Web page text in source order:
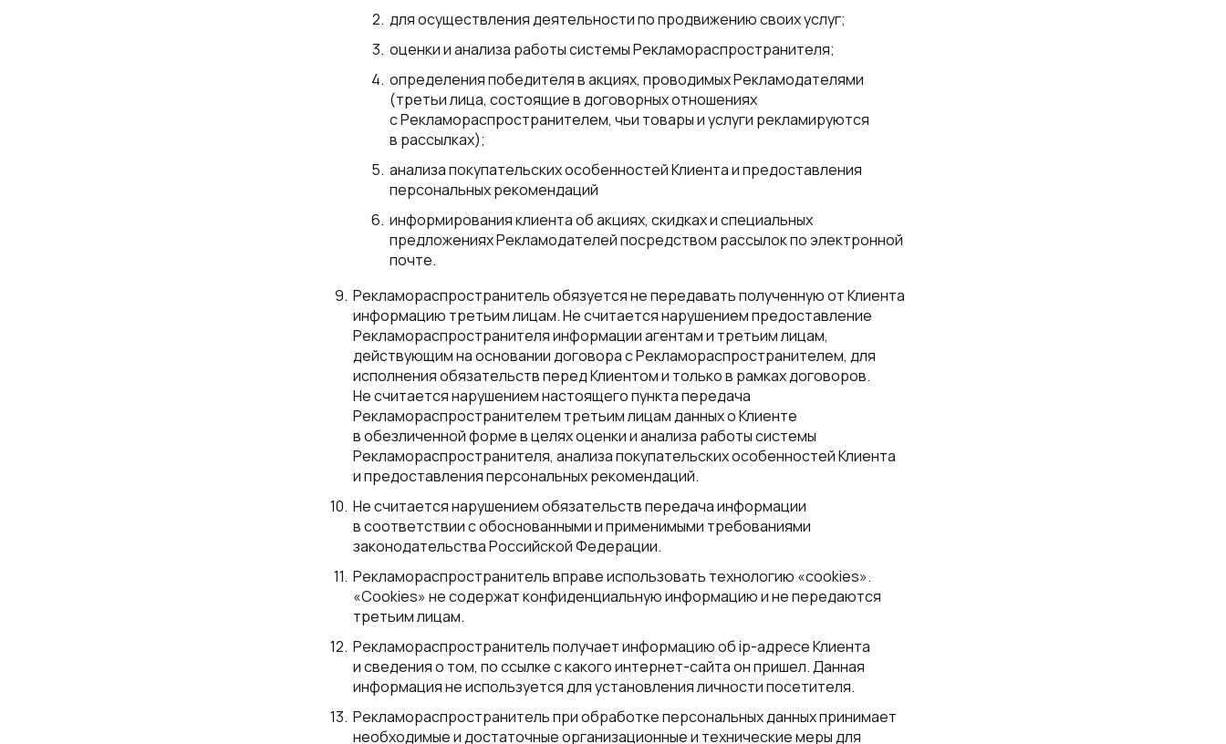
для осуществления деятельности по продвижению своих услуг;
оценки и анализа работы системы Рекламораспространителя;
определения победителя в акциях, проводимых Рекламодателями
(третьи лица, состоящие в договорных отношениях
с Рекламораспространителем, чьи товары и услуги рекламируются
в рассылках);
анализа покупательских особенностей Клиента и предоставления
персональных рекомендаций
информирования клиента об акциях, скидках и специальных
предложениях Рекламодателей посредством рассылок по электронной
почте.
Рекламораспространитель обязуется не передавать полученную от Клиента
информацию третьим лицам. Не считается нарушением предоставление
Рекламораспространителя информации агентам и третьим лицам,
действующим на основании договора с Рекламораспространителем, для
исполнения обязательств перед Клиентом и только в рамках договоров.
Не считается нарушением настоящего пункта передача
Рекламораспространителем третьим лицам данных о Клиенте
в обезличенной форме в целях оценки и анализа работы системы
Рекламораспространителя, анализа покупательских особенностей Клиента
и предоставления персональных рекомендаций.
Не считается нарушением обязательств передача информации
в соответствии с обоснованными и применимыми требованиями
законодательства Российской Федерации.
Рекламораспространитель вправе использовать технологию «cookies».
«Cookies» не содержат конфиденциальную информацию и не передаются
третьим лицам.
Рекламораспространитель получает информацию об ip-адресе Клиента
и сведения о том, по ссылке с какого интернет-сайта он пришел. Данная
информация не используется для установления личности посетителя.
Рекламораспространитель при обработке персональных данных принимает
необходимые и достаточные организационные и технические меры для